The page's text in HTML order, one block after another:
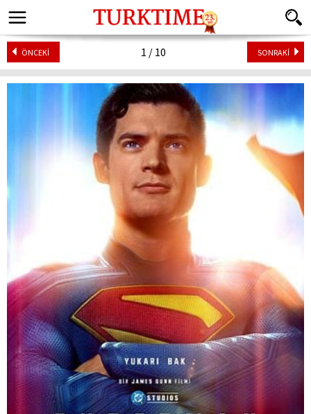
ÖNCEKİ SONRAKİ
1 / 10